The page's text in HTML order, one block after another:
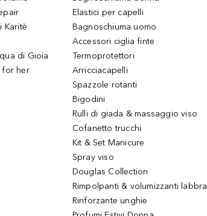
Karitè
di Gioia
for her
Elastici per capelli
Bagnoschiuma uomo
Accessori ciglia finte
Termoprotettori
Arricciacapelli
Spazzole rotanti
Bigodini
Rulli di giada & massaggio viso
Cofanetto trucchi
Kit & Set Manicure
Spray viso
Douglas Collection
Rimpolpanti & volumizzanti labbra
Rinforzante unghie